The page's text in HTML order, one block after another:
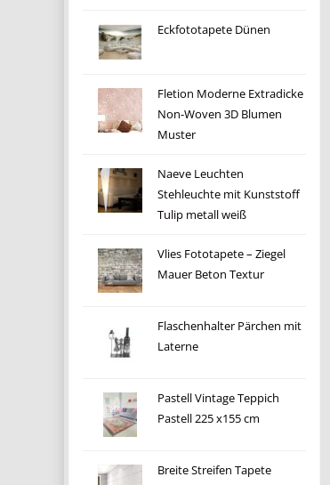
Eckfototapete Dünen
Fletion Moderne Extradicke
Non-Woven 3D Blumen
Muster
Naeve Leuchten
Stehleuchte mit Kunststoff
Tulip metall weiß
Vlies Fototapete – Ziegel
Mauer Beton Textur
Flaschenhalter Pärchen mit
Laterne
Pastell Vintage Teppich
Pastell 225 x155 cm
Breite Streifen Tapete